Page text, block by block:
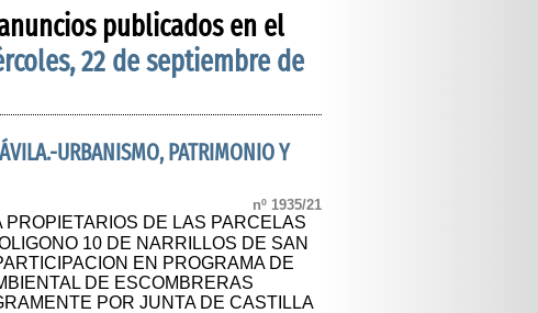
publicados en el
22 de septiembre de
URBANISMO, PATRIMONIO Y
nº 1935/21
PROPIETARIOS DE LAS PARCELAS
10 DE NARRILLOS DE SAN
EN PROGRAMA DE
DE ESCOMBRERAS
POR JUNTA DE CASTILLA